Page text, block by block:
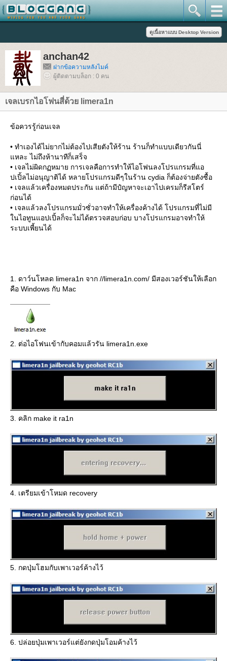
anchan42
ฝากข้อความหลังไมค์
ผู้ติดตามบล็อก : 0 คน
เจลเบรกไอโฟนสี่ด้วย limera1n
ข้อควรรู้ก่อนเจล
• ทำเองได้ไม่ยากไม่ต้องไปเสียตังให้ร้าน ร้านก็ทำแบบเดียวกันนี่
หละ ไม่ถึงห้านาทีก็เสร็จ
• เจลไม่ผิดกฏหมาย การเจลคือการทำให้ไอโฟนลงโปรแกรมที่แอ
ปเปิ้ลไม่อนุญาติได้ หลายโปรแกรมดีๆในร้าน cydia ก็ต้องจ่ายตังซื้อ
• เจลแล้วเครื่องหมดประกัน แต่ถ้ามีปํญหาจะเอาไปเครมก็รีสโตร์
ก่อนได้
• เจลแล้วลงโปรแกรมมั่วซั่วอาจทำให้เครื่องค้างได้ โปรแกรมที่ไม่มี
นไอทูนแอปเปิ้ลก็จะไม่ได้ตรวจสอบก่อบ บางโปรแกรมอาจทำให้
ระบบเพี้ยนได้
1. ดาว์นโหลด limera1n จาก //limera1n.com/ มีสองเวอร์ชันให้เลือก
คือ Windows กับ Mac
2. ต่อไอโฟนเข้ากับคอมแล้วรัน limera1n.exe
3. คลิก make it ra1n
4. เตรียมเข้าโหมด recovery
5. กดปุ่มโฮมกับเพาเวอร์ค้างไว้
6. ปล่อยปุ่มเพาเวอร์แต่ยังกดปุ่มโอมค้างไว้